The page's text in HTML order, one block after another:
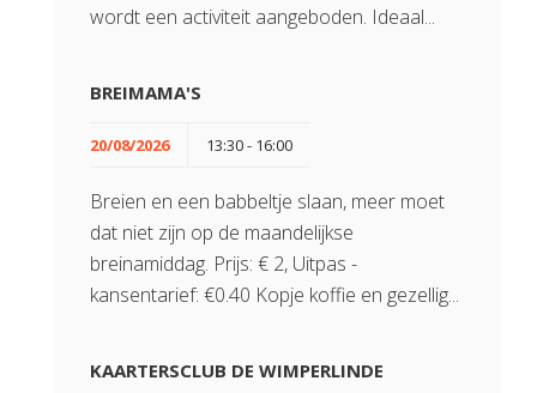
wordt een activiteit aangeboden. Ideaal...
BREIMAMA'S
20/08/2026 13:30 - 16:00
Breien en een babbeltje slaan, meer moet
dat niet zijn op de maandelijkse
breinamiddag. Prijs: € 2, Uitpas -
kansentarief: €0.40 Kopje koffie en gezellig...
KAARTERSCLUB DE WIMPERLINDE